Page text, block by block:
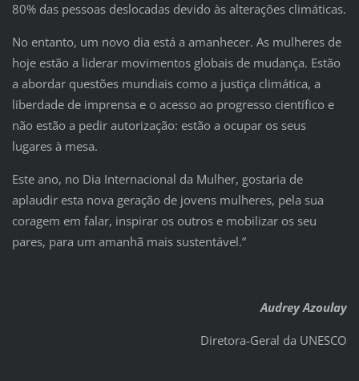
80% das pessoas deslocadas devido às alterações climáticas.
No entanto, um novo dia está a amanhecer. As mulheres de
hoje estão a liderar movimentos globais de mudança. Estão
a abordar questões mundiais como a justiça climática, a
liberdade de imprensa e o acesso ao progresso científico e
não estão a pedir autorização: estão a ocupar os seus
lugares à mesa.
Este ano, no Dia Internacional da Mulher, gostaria de
aplaudir esta nova geração de jovens mulheres, pela sua
coragem em falar, inspirar os outros e mobilizar os seu
pares, para um amanhã mais sustentável.”
Audrey Azoulay
Diretora-Geral da UNESCO